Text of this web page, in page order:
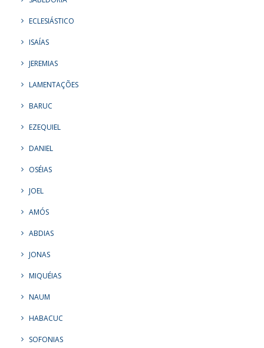
ECLESIÁSTICO
ISAÍAS
JEREMIAS
LAMENTAÇÕES
BARUC
EZEQUIEL
DANIEL
OSÉIAS
JOEL
AMÓS
ABDIAS
JONAS
MIQUÉIAS
NAUM
HABACUC
SOFONIAS